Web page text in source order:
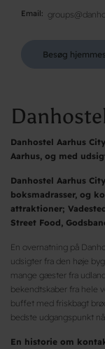
Email
Besøg
Danhostel Aarhus
Aarhus, og med
Danhostel Aarhus
boksmadrasser, og
attraktioner;
Street Food,
En overnatning på
udsigter fra den høje
mange gæster fra
bekendtskaber fra hele
buffet med friskbagt
bedste udgangspunkt
En historie om